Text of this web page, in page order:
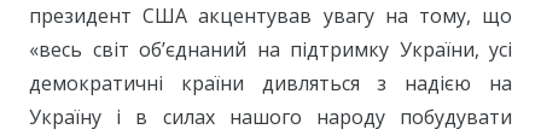
президент США акцентував увагу на тому, що
«весь світ об’єднаний на підтримку України, усі
демократичні країни дивляться з надією на
Україну і в силах нашого народу побудувати